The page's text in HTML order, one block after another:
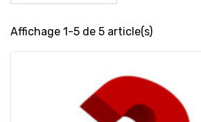
Affichage 1-5 de 5 article(s)